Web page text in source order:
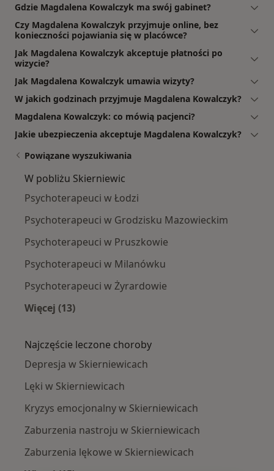
Gdzie Magdalena Kowalczyk ma swój gabinet?
Czy Magdalena Kowalczyk przyjmuje online, bez
konieczności pojawiania się w placówce?
Jak Magdalena Kowalczyk akceptuje płatności po
wizycie?
Jak Magdalena Kowalczyk umawia wizyty?
W jakich godzinach przyjmuje Magdalena Kowalczyk?
Magdalena Kowalczyk: co mówią pacjenci?
Jakie ubezpieczenia akceptuje Magdalena Kowalczyk?
Powiązane wyszukiwania
W pobliżu Skierniewic
Psychoterapeuci w Łodzi
Psychoterapeuci w Grodzisku Mazowieckim
Psychoterapeuci w Pruszkowie
Psychoterapeuci w Milanówku
Psychoterapeuci w Żyrardowie
Więcej (13)
Najczęście leczone choroby
Depresja w Skierniewicach
Lęki w Skierniewicach
Kryzys emocjonalny w Skierniewicach
Zaburzenia nastroju w Skierniewicach
Zaburzenia lękowe w Skierniewicach